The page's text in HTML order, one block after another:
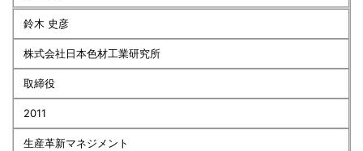
鈴木 史彦
株式会社日本色材工業研究所
取締役
2011
生産革新マネジメント